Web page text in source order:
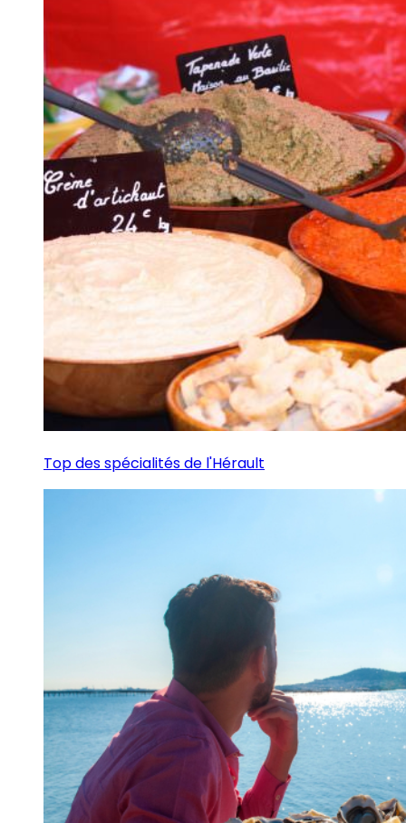
Top des spécialités de l'Hérault